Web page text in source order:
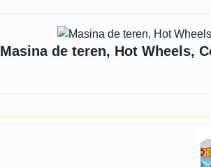
Masina de teren, Hot Wheels,